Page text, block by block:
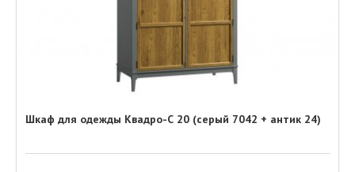
Шкаф для одежды Квадро-С 20 (серый 7042 + антик 24)